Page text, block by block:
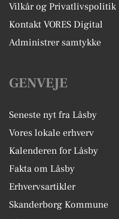
Vilkår og Privatlivspolitik
Kontakt VORES Digital
Administrer samtykke
GENVEJE
Seneste nyt fra Låsby
Vores lokale erhverv
Kalenderen for Låsby
Fakta om Låsby
Erhvervsartikler
Skanderborg Kommune